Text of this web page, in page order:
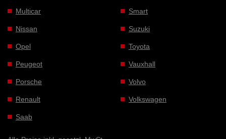
Multicar
Nissan
Opel
Peugeot
Porsche
Renault
Saab
Smart
Suzuki
Toyota
Vauxhall
Volvo
Volkswagen